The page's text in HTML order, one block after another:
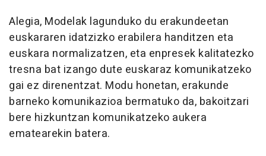
Alegia, Modelak lagunduko du erakundeetan
euskararen idatzizko erabilera handitzen eta
euskara normalizatzen, eta enpresek kalitatezko
tresna bat izango dute euskaraz komunikatzeko
gai ez direnentzat. Modu honetan, erakunde
barneko komunikazioa bermatuko da, bakoitzari
bere hizkuntzan komunikatzeko aukera
ematearekin batera.